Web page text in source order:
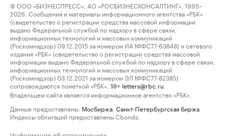
© ООО «БИЗНЕСПРЕСС», АО «РОСБИЗНЕСКОНСАЛТИНГ», 1995–
2026. Сообщения и материалы информационного агентства «РБК»
(свидетельство о регистрации средства массовой информации
выдано Федеральной службой по надзору в сфере связи,
информационных технологий и массовых коммуникаций
(Роскомнадзор) 09.12.2015 за номером ИА №ФС77-63848) и сетевого
издания «РБК» (свидетельство о регистрации средства массовой
информации выдано Федеральной службой по надзору в сфере связи,
информационных технологий и массовых коммуникаций
(Роскомнадзор) 03.12.2021 за номером ЭЛ №ФС77-82385)
сопровождаются пометкой «РБК».
18+ letters@rbc.ru
Владельцем сайта является информационное агентство «РБК».
Данные предоставлены: Мосбиржа Санкт-Петербургская биржа
Индексы облигаций предоставлены Cbonds.